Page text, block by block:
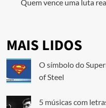
Quem vence uma luta
MAIS LIDOS
O símbolo do
of Steel
5 músicas com